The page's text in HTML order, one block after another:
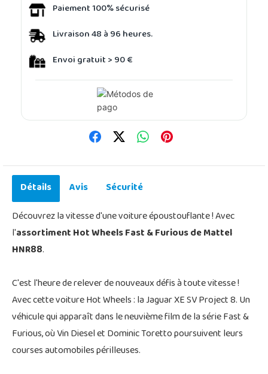
Paiement 100% sécurisé
Livraison 48 à 96 heures.
Envoi gratuit > 90 €
Détails Avis
Sécurité
Découvrez la vitesse d'une voiture époustouflante ! Avec
l'assortiment Hot Wheels Fast & Furious de Mattel
HNR88.
C'est l'heure de relever de nouveaux défis à toute vitesse !
Avec cette voiture Hot Wheels : la Jaguar XE SV Project 8. Un
véhicule qui apparaît dans le neuvième film de la série Fast &
Furious, où Vin Diesel et Dominic Toretto poursuivent leurs
courses automobiles périlleuses.